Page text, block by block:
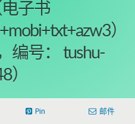
子书
）
编号： tushu-
）
Pin 邮件